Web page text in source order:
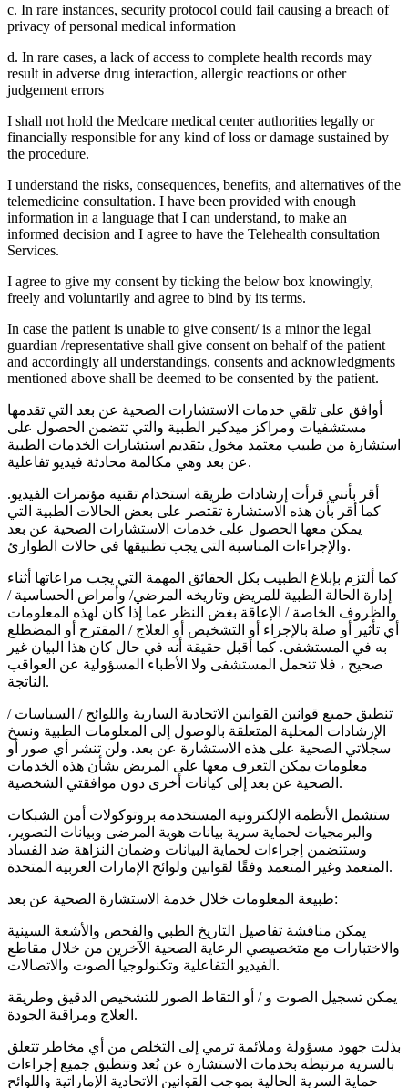
c. In rare instances, security protocol could fail causing a breach of
privacy of personal medical information
d. In rare cases, a lack of access to complete health records may
result in adverse drug interaction, allergic reactions or other
judgement errors
I shall not hold the Medcare medical center authorities legally or
financially responsible for any kind of loss or damage sustained by
the procedure.
I understand the risks, consequences, benefits, and alternatives of the
telemedicine consultation. I have been provided with enough
information in a language that I can understand, to make an
informed decision and I agree to have the Telehealth consultation
Services.
I agree to give my consent by ticking the below box knowingly,
freely and voluntarily and agree to bind by its terms.
In case the patient is unable to give consent/ is a minor the legal
guardian /representative shall give consent on behalf of the patient
and accordingly all understandings, consents and acknowledgments
mentioned above shall be deemed to be consented by the patient.
أوافق على تلقي خدمات الاستشارات الصحية عن بعد التي تقدمها
مستشفيات ومراكز ميدكير الطبية والتي تتضمن الحصول على
استشارة من طبيب معتمد مخول بتقديم استشارات الخدمات الطبية
عن بعد وهي مكالمة محادثة فيديو تفاعلية.
أقر بأنني قرأت إرشادات طريقة استخدام تقنية مؤتمرات الفيديو.
كما أقر بأن هذه الاستشارة تقتصر على بعض الحالات الطبية التي
يمكن معها الحصول على خدمات الاستشارات الصحية عن بعد
والإجراءات المناسبة التي يجب تطبيقها في حالات الطوارئ.
كما ألتزم بإبلاغ الطبيب بكل الحقائق المهمة التي يجب مراعاتها أثناء
إدارة الحالة الطبية للمريض وتاريخه المرضي/ وأمراض الحساسية /
والظروف الخاصة / الإعاقة بغض النظر عما إذا كان لهذه المعلومات
أي تأثير أو صلة بالإجراء أو التشخيص أو العلاج / المقترح أو المضطلع
به في المستشفى. كما أقبل حقيقة أنه في حال كان هذا البيان غير
صحيح ، فلا تتحمل المستشفى ولا الأطباء المسؤولية عن العواقب
الناتجة.
تنطبق جميع قوانين القوانين الاتحادية السارية واللوائح / السياسات /
الإرشادات المحلية المتعلقة بالوصول إلى المعلومات الطبية ونسخ
سجلاتي الصحية على هذه الاستشارة عن بعد. ولن تنشر أي صور أو
معلومات يمكن التعرف معها على المريض بشأن هذه الخدمات
الصحية عن بعد إلى كيانات أخرى دون موافقتي الشخصية.
ستشمل الأنظمة الإلكترونية المستخدمة بروتوكولات أمن الشبكات
والبرمجيات لحماية سرية بيانات هوية المرضى وبيانات التصوير،
وستتضمن إجراءات لحماية البيانات وضمان النزاهة ضد الفساد
المتعمد وغير المتعمد وفقًا لقوانين ولوائح الإمارات العربية المتحدة.
طبيعة المعلومات خلال خدمة الاستشارة الصحية عن بعد:
يمكن مناقشة تفاصيل التاريخ الطبي والفحص والأشعة السينية
والاختبارات مع متخصيصي الرعاية الصحية الآخرين من خلال مقاطع
الفيديو التفاعلية وتكنولوجيا الصوت والاتصالات.
يمكن تسجيل الصوت و / أو التقاط الصور للتشخيص الدقيق وطريقة
العلاج ومراقبة الجودة.
بذلت جهود مسؤولة وملائمة ترمي إلى التخلص من أي مخاطر تتعلق
بالسرية مرتبطة بخدمات الاستشارة عن بُعد وتنطبق جميع إجراءات
حماية السرية الحالية بموجب القوانين الاتحادية الإماراتية واللوائح